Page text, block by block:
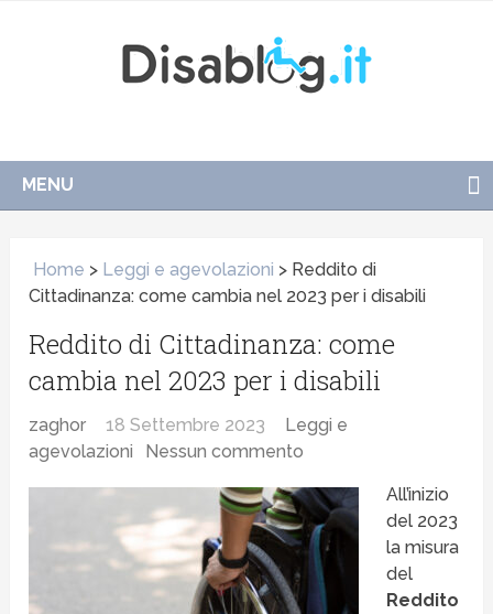
MENU
Home > Leggi e agevolazioni > Reddito di
Cittadinanza: come cambia nel 2023 per i disabili
Reddito di Cittadinanza: come
cambia nel 2023 per i disabili
zaghor 18 Settembre 2023
Leggi e
agevolazioni
Nessun commento
All’inizio
del 2023
la misura
del
Reddito